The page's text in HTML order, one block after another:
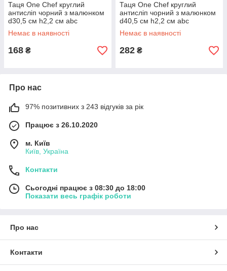
Таця One Chef круглий
антисліп чорний з малюнком
d30,5 см h2,2 см abc
(201208/JF-002-E)
Немає в наявності
168 ₴
Таця One Chef круглий
антисліп чорний з малюнком
d40,5 см h2,2 см abc
(201209/JF-003-E)
Немає в наявності
282 ₴
Про нас
97% позитивних з 243 відгуків за рік
Працює з 26.10.2020
м. Київ
Київ, Україна
Контакти
Сьогодні працює з 08:30 до 18:00
Показати весь графік роботи
Про нас
Контакти